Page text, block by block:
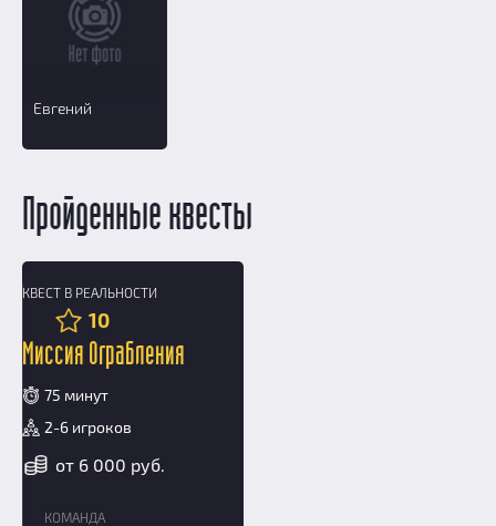
Евгений
Пройденные квесты
КВЕСТ В РЕАЛЬНОСТИ
10
Миссия Ограбления
75 минут
2-6 игроков
от 6 000 руб.
КОМАНДА